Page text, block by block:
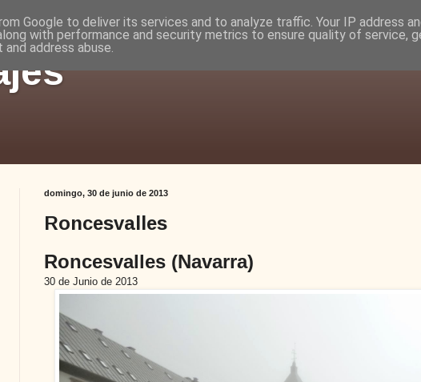
domingo, 30 de junio de 2013
Roncesvalles
Roncesvalles (Navarra)
30 de Junio de 2013
Google to deliver its services and to analyze traffic. Your IP address
with performance and security metrics to ensure quality of service,
address abuse.